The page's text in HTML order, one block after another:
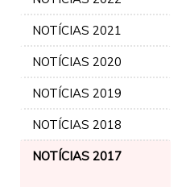
NOTÍCIAS 2021
NOTÍCIAS 2020
NOTÍCIAS 2019
NOTÍCIAS 2018
NOTÍCIAS 2017